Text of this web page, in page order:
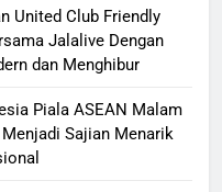
United Club Friendly
Jalalive Dengan
dan Menghibur
Piala ASEAN Malam
Sajian Menarik